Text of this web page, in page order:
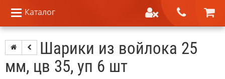
Каталог
Шарики из войлока 25
мм, цв 35, уп 6 шт